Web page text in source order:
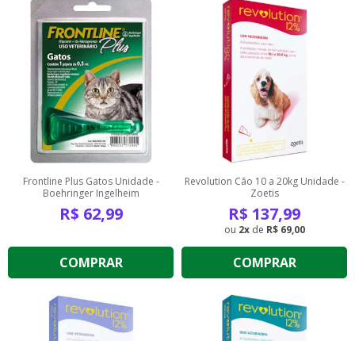
Frontline Plus Gatos Unidade -
Boehringer Ingelheim
R$ 62,99
COMPRAR
Revolution Cão 10 a 20kg Unidade -
Zoetis
R$ 137,99
2 de R$ 69,00
COMPRAR